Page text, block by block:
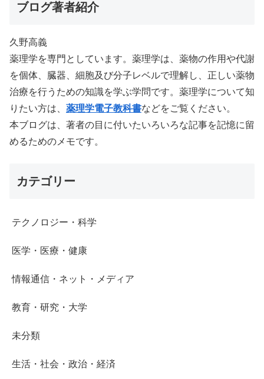
ブログ著者紹介
久野高義
薬理学を専門としています。薬理学は、薬物の作用や代謝
を個体、臓器、細胞及び分子レベルで理解し、正しい薬物
治療を行うための知識を学ぶ学問です。薬理学について知
りたい方は、 薬理学電子教科書などをご覧ください。
本ブログは、著者の目に付いたいろいろな記事を記憶に留
めるためのメモです。
カテゴリー
テクノロジー・科学
医学・医療・健康
情報通信・ネット・メディア
教育・研究・大学
未分類
生活・社会・政治・経済